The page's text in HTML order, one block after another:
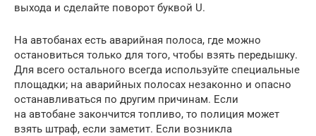
выхода и сделайте поворот буквой U.
На автобанах есть аварийная полоса, где можно
остановиться только для того, чтобы взять передышку.
Для всего остального всегда используйте специальные
площадки; на аварийных полосах незаконно и опасно
останавливаться по другим причинам. Если
на автобане закончится топливо, то полиция может
взять штраф, если заметит. Если возникла